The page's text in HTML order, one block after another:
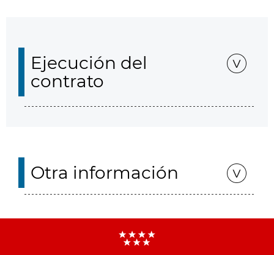
Ejecución del
contrato
Otra información